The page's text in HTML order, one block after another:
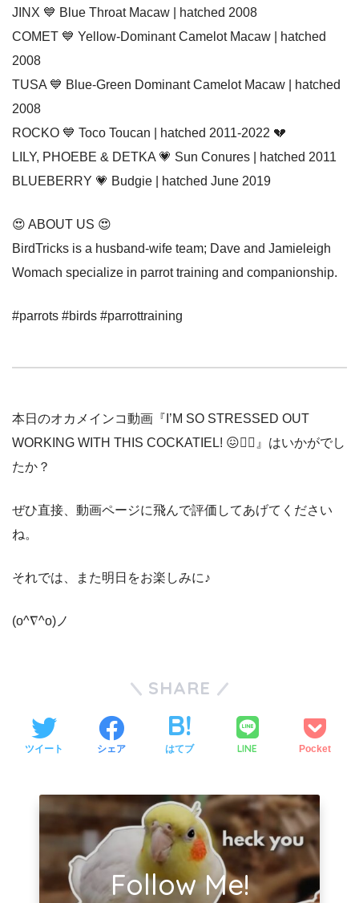
JINX 💙 Blue Throat Macaw | hatched 2008
COMET 💙 Yellow-Dominant Camelot Macaw | hatched
2008
TUSA 💙 Blue-Green Dominant Camelot Macaw | hatched
2008
ROCKO 💙 Toco Toucan | hatched 2011-2022 💔
LILY, PHOEBE & DETKA 💗 Sun Conures | hatched 2011
BLUEBERRY 💗 Budgie | hatched June 2019
😍 ABOUT US 😍
BirdTricks is a husband-wife team; Dave and Jamieleigh
Womach specialize in parrot training and companionship.
#parrots #birds #parrottraining
本日のオカメインコ動画『I’M SO STRESSED OUT
WORKING WITH THIS COCKATIEL! 😖🤷‍♀️』はいかがでし
たか？
ぜひ直接、動画ページに飛んで評価してあげてください
ね。
それでは、また明日をお楽しみに♪
(o^∇^o)ノ
SHARE
ツイート シェア はてブ LINE Pocket
Follow Me!